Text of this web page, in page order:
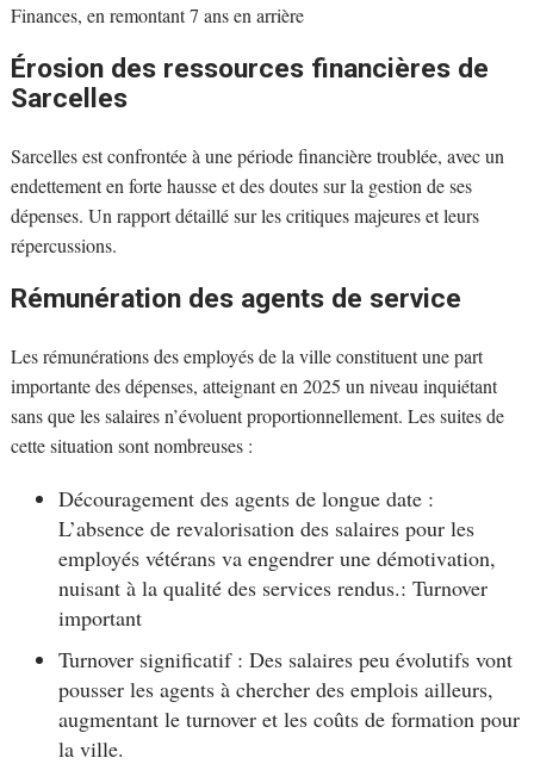
Finances, en remontant 7 ans en arrière
Érosion des ressources financières de
Sarcelles
Sarcelles est confrontée à une période financière troublée, avec un
endettement en forte hausse et des doutes sur la gestion de ses
dépenses. Un rapport détaillé sur les critiques majeures et leurs
répercussions.
Rémunération des agents de service
Les rémunérations des employés de la ville constituent une part
importante des dépenses, atteignant en 2025 un niveau inquiétant
sans que les salaires n’évoluent proportionnellement. Les suites de
cette situation sont nombreuses :
Découragement des agents de longue date :
L’absence de revalorisation des salaires pour les
employés vétérans va engendrer une démotivation,
nuisant à la qualité des services rendus.: Turnover
important
Turnover significatif : Des salaires peu évolutifs vont
pousser les agents à chercher des emplois ailleurs,
augmentant le turnover et les coûts de formation pour
la ville.